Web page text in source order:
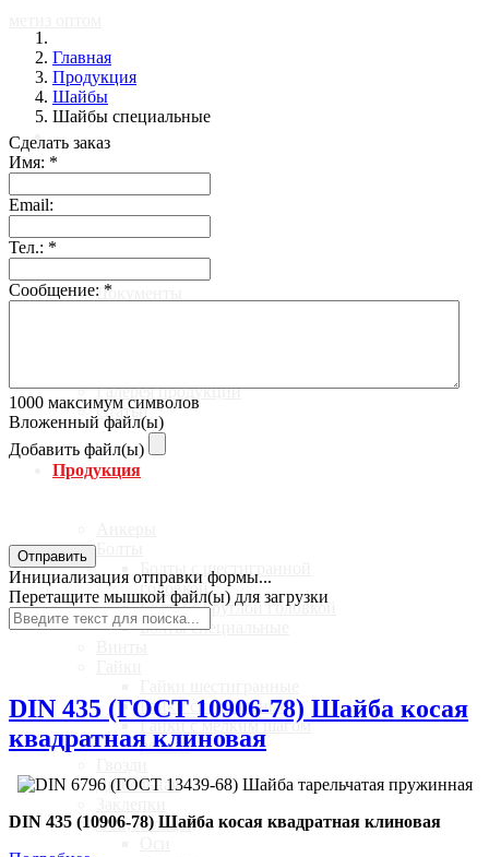
Главная
О компании
Документы
Галерея продукции
Статьи
Продукция
Болты с шестигранной
головкой
Болты с круглой головкой
Болты специальные
Гайки специальные
Гайки с мелким шагом
резьбы
Дюбельная
Оси, пальцы
Главная
Продукция
Шайбы
Шайбы специальные
Сделать заказ
Имя: *
Email:
Тел.: *
Сообщение: *
1000 максимум символов
Вложенный файл(ы)
Добавить файл(ы)
Отправить
Инициализация отправки формы...
Перетащите мышкой файл(ы) для загрузки
DIN 435 (ГОСТ 10906-78) Шайба косая
квадратная клиновая
DIN 435 (10906-78) Шайба косая квадратная клиновая